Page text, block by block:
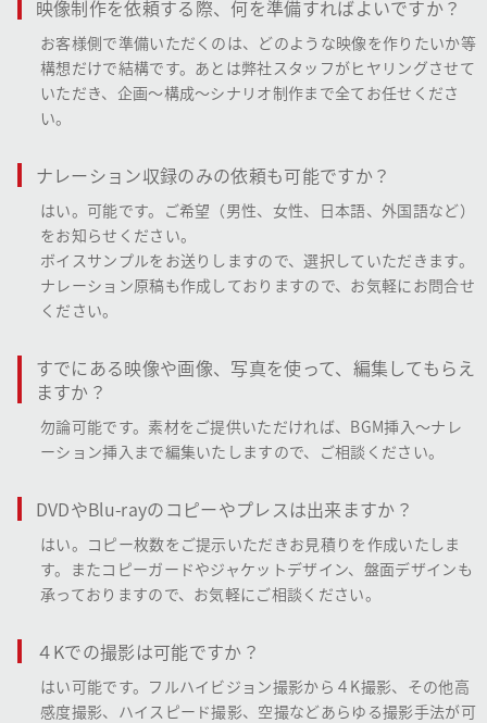
映像制作を依頼する際、何を準備すればよいですか？
お客様側で準備いただくのは、どのような映像を作りたいか等
構想だけで結構です。あとは弊社スタッフがヒヤリングさせて
いただき、企画～構成～シナリオ制作まで全てお任せくださ
い。
ナレーション収録のみの依頼も可能ですか？
はい。可能です。ご希望（男性、女性、日本語、外国語など）
をお知らせください。
ボイスサンプルをお送りしますので、選択していただきます。
ナレーション原稿も作成しておりますので、お気軽にお問合せ
ください。
すでにある映像や画像、写真を使って、編集してもらえ
ますか？
勿論可能です。素材をご提供いただければ、BGM挿入～ナレ
ーション挿入まで編集いたしますので、ご相談ください。
DVDやBlu-rayのコピーやプレスは出来ますか？
はい。コピー枚数をご提示いただきお見積りを作成いたしま
す。またコピーガードやジャケットデザイン、盤面デザインも
承っておりますので、お気軽にご相談ください。
４Kでの撮影は可能ですか？
はい可能です。フルハイビジョン撮影から４K撮影、その他高
感度撮影、ハイスピード撮影、空撮などあらゆる撮影手法が可